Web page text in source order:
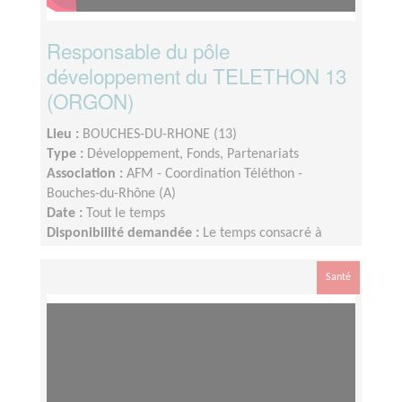
Responsable du pôle
développement du TELETHON 13
(ORGON)
Lieu : BOUCHES-DU-RHONE (13)
Type : Développement, Fonds, Partenariats
Association : AFM - Coordination Téléthon -
Bouches-du-Rhône (A)
Date :
Tout le temps
Disponibilité demandée : Le temps consacré à
sollicitation est plus importante de Septembre àSanté